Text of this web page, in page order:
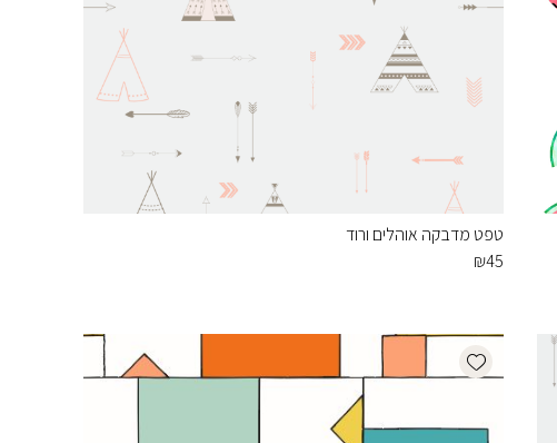
טפט מדבקה אוהלים ורוד
₪45
Add wishlist